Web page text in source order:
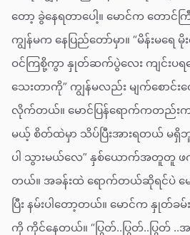
တော့ ခွဲနေရတာပေါ့။ မောင်က တောင်
ကျွန်မက နေပြည်တော်မှာ။ “မိန်းမရေ
ဝင်ကြစို့ကွာ နှုတ်ဆက်ပွဲလေး ကျင်းပရအ
သေးတာကို” ကျွန်မလည်း မျက်စောင်းလေ
လိုက်တယ်။ မောင်ပြန်ရောက်ကတည်းက
မယ့် စိတ်ထဲမှာ သိပ်ပြီးအားရတယ် မရှိဘူး
ပါ သွားမယ်လေ” နှစ်ယောက်အတူတူ
တယ်။ အခန်းထဲ ရောက်တယ်ဆိုရင်ပဲ
ပြီး နမ်းပါတော့တယ်။ မောင်က နှုတ်ခ
ကို ကိုင်နေတယ်။ “ပြွတ်..ပြွတ်..ပြွတ် ..